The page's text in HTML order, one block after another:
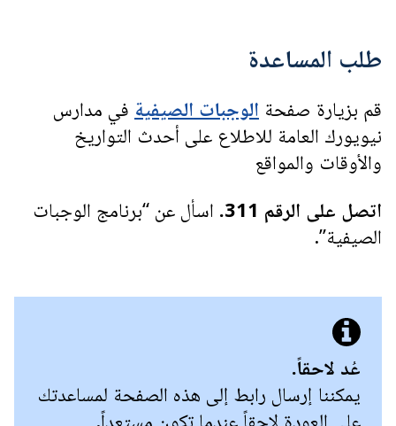
طلب المساعدة
قم بزيارة صفحة الوجبات الصيفية في مدارس
نيويورك العامة للاطلاع على أحدث التواريخ
والأوقات والمواقع
اتصل على الرقم 311.
اسأل عن “برنامج الوجبات
الصيفية”.
عُد لاحقاً.
يمكننا إرسال رابط إلى هذه الصفحة لمساعدتك
على العودة لاحقاً عندما تكون مستعداً.